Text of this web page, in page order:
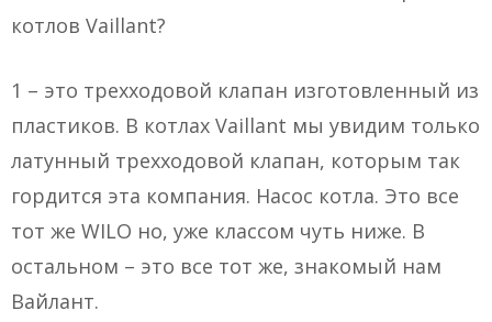
котлов Vaillant?
1 – это трехходовой клапан изготовленный из
пластиков. В котлах Vaillant мы увидим только
латунный трехходовой клапан, которым так
гордится эта компания. Насос котла. Это все
тот же WILO но, уже классом чуть ниже. В
остальном – это все тот же, знакомый нам
Вайлант.